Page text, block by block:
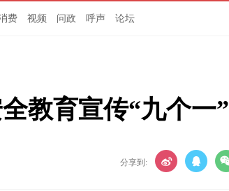
费 视频 问政 呼声 论坛
教育宣传“九个一”
分享到: